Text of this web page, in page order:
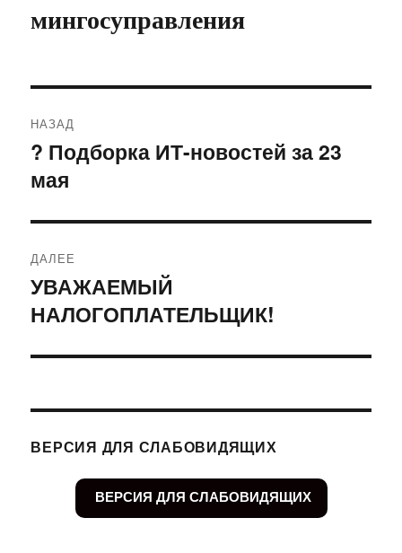
мингосуправления
по
записям
НАЗАД
Предыдущая
запись:
? Подборка ИТ-новостей за 23
мая
ДАЛЕЕ
Следующая
запись:
УВАЖАЕМЫЙ
НАЛОГОПЛАТЕЛЬЩИК!
ВЕРСИЯ ДЛЯ СЛАБОВИДЯЩИХ
ВЕРСИЯ ДЛЯ СЛАБОВИДЯЩИХ